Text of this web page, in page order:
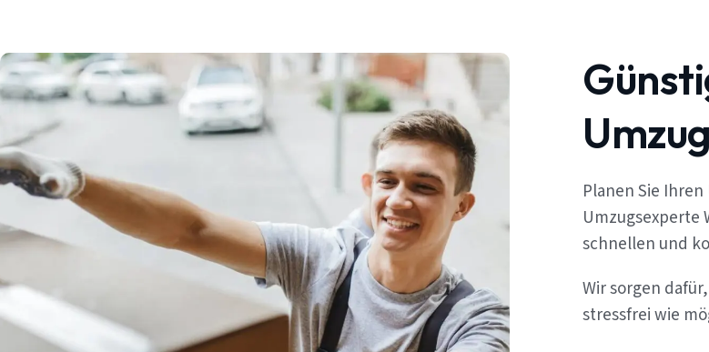
Planen Sie
Umzugsexperte
schnellen und
Wir sorgen
stressfrei wie